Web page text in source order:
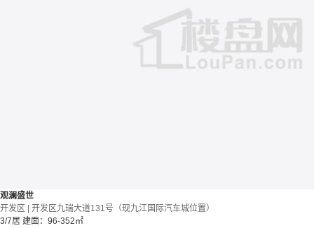
观澜盛世
开发区 | 开发区九瑞大道131号（现九江国际汽车城位置）
3/7居 建面：96-352㎡